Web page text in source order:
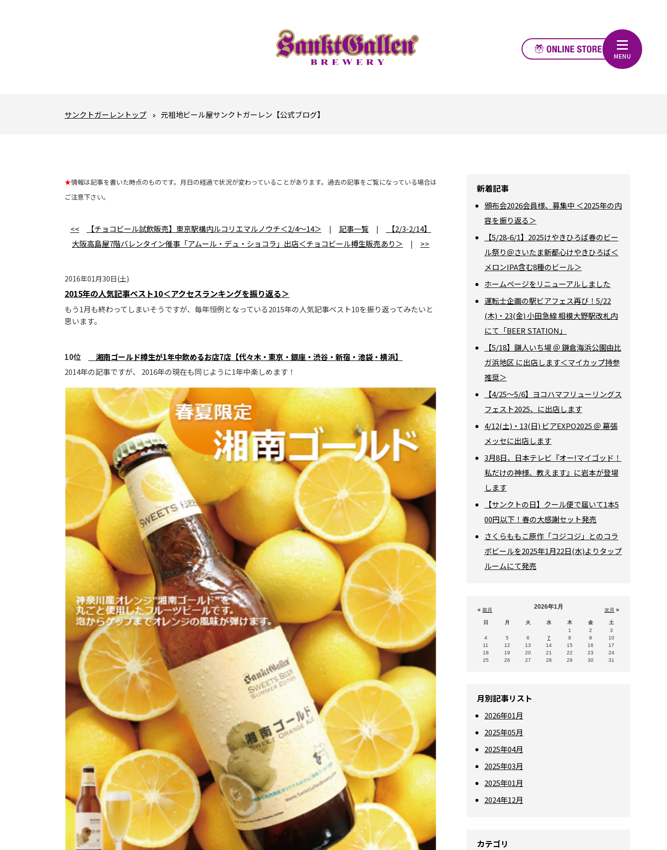
サンクトガーレントップ 元祖地ビール屋サンクトガーレン【公式ブログ】
★情報は記事を書いた時点のものです。月日の経過で状況が変わっていることがあります。過去の記事をご覧になっている場合は
ご注意下さい。
<< 【チョコビール試飲販売】東京駅構内ルコリエマルノウチ＜2/4～14＞ | 記事一覧 |
【2/3-2/14】
大阪高島屋7階バレンタイン催事「アムール・デュ・ショコラ」出店＜チョコビール樽生販売あり＞ | >>
2016年01月30日(土)
2015年の人気記事ベスト10＜アクセスランキングを振り返る＞
もう1月も終わってしまいそうですが、毎年恒例となっている2015年の人気記事ベスト10を振り返ってみたいと
思います。
10位
湘南ゴールド樽生が1年中飲めるお店7店【代々木・東京・銀座・渋谷・新宿・池袋・横浜】
2014年の記事ですが、 2016年の現在も同じように1年中楽しめます！
新着記事
頒布会2026会員様、募集中 ＜2025年の内
容を振り返る＞
【5/28-6/1】2025けやきひろば春のビー
ル祭り＠さいたま新都心けやきひろば＜
メロンIPA含む8種のビール＞
ホームページをリニューアルしました
運転士企画の駅ビアフェス再び！5/22
(木)・23(金) 小田急線 相模大野駅改札内
にて「BEER STATION」
【5/18】鎌人いち場 ＠ 鎌倉海浜公園由比
ガ浜地区 に出店します＜マイカップ持参
推奨＞
【4/25～5/6】ヨコハマフリューリングス
フェスト2025、に出店します
4/12(土)・13(日) ビアEXPO2025 ＠ 幕張
メッセに出店します
3月8日、日本テレビ『オー!マイゴッド！
私だけの神様、教えます』に岩本が登場
します
【サンクトの日】クール便で届いて1本5
00円以下！春の大感謝セット発売
さくらももこ原作「コジコジ」とのコラ
ボビールを2025年1月22日(水)よりタップ
ルームにて発売
« 前月 次月 »
2026年1月
日 月 火 水 木 金
土
1
2
3
4
5 6 7 8 9
10
11
12 13 14 15 16
17
18
19 20 21 22 23
24
25
26 27 28 29 30 31
月別記事リスト
2026年01月
2025年05月
2025年04月
2025年03月
2025年01月
2024年12月
カテゴリ